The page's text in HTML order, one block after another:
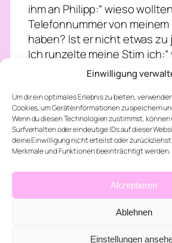
Einwilligung
Um dir ein optimales Erlebnis zu bieten,
Cookies, um Geräteinformationen zu speichern
Wenn du diesen Technologien zustimmst, können
Surfverhalten oder eindeutige IDs auf dieser
deine Einwilligung nicht erteilst oder
Merkmale und Funktionen beeinträchtigt werden.
Akzeptieren
Ablehnen
Einstellungen
ihm an Philipp:“ wieso
Telefonnummer von meinem
haben? Ist er nicht etwas zu
Ich runzelte meine Stirn
gerade sagen das ich alt
Nein Quatsch ich… es tut mir
geht mich eigentlich auch
seufzte ich:“ ich wollte seine
haben, weil ich eine
seinem Alter und ich habe
erzählt… sie wollte unbedingt
Nummer haben“ ich zuckte
Schultern Philipp:“ sie wollen
Bruder mit ihrer Schwester
Ich:“ sieht wohl so aus“ er
plötzlich entspannter aus